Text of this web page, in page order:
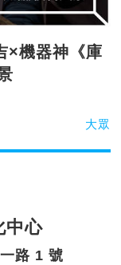
×機器神《庫
大眾
中心
路 1 號